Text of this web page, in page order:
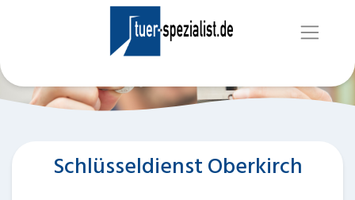
Schlüsseldienst Oberkirch